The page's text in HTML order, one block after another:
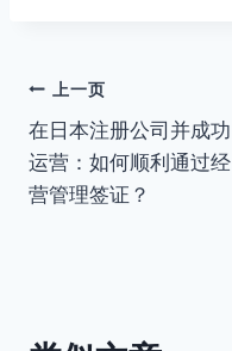
文
章
导
上一页
在日本注册公司并成功
运营：如何顺利通过经
营管理签证？